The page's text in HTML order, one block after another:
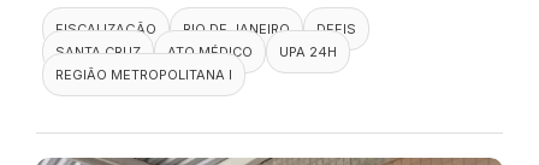
FISCALIZAÇÃO RIO DE JANEIRO
DEFIS
SANTA CRUZ
ATO MÉDICO
UPA 24H
REGIÃO METROPOLITANA I